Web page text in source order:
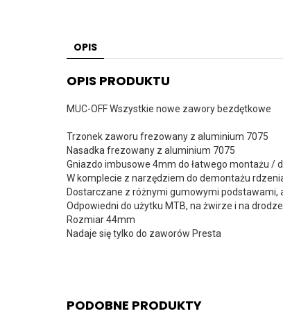
OPIS
OPIS PRODUKTU
MUC-OFF Wszystkie nowe zawory bezdętkowe
Trzonek zaworu frezowany z aluminium 7075
Nasadka frezowany z aluminium 7075
Gniazdo imbusowe 4mm do łatwego montażu /
W komplecie z narzędziem do demontażu
Dostarczane z różnymi gumowymi
Odpowiedni do użytku MTB, na żwirze i na drodze
Rozmiar 44mm
Nadaje się tylko do zaworów Presta
PODOBNE PRODUKTY